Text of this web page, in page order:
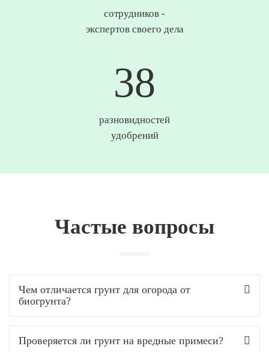
сотрудников -
экспертов своего дела
48
разновидностей
удобрений
Частые вопросы
Чем отличается грунт для огорода от
биогрунта?
Проверяется ли грунт на вредные примеси?